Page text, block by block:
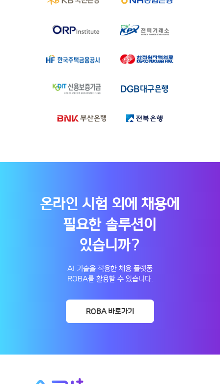
온라인 시험 외에 채용에
필요한 솔루션이
있습니까?
AI 기술을 적용한 채용 플랫폼
ROBA를 활용할 수 있습니다.
ROBA 바로가기